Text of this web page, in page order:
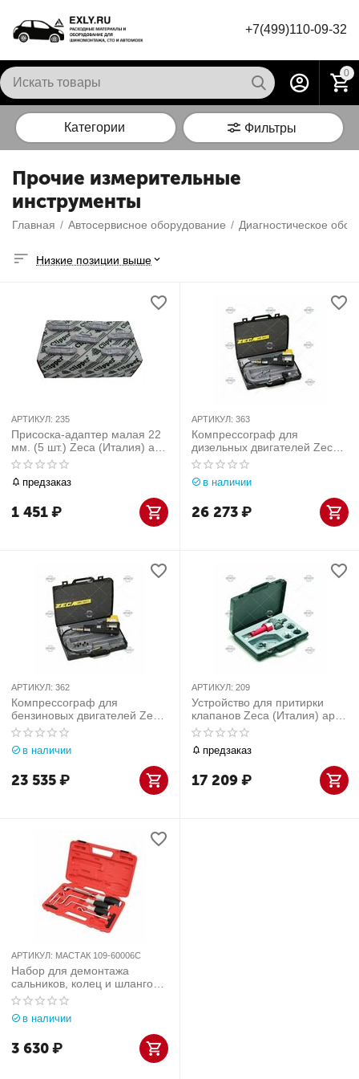
+7(499)110-09-32
0
Категории Фильтры
Прочие измерительные
инструменты
Главная / Автосервисное оборудование / Диагностическое
Низкие позиции выше
АРТИКУЛ: 235
Присоска-адаптер малая 22
мм. (5 шт.) Zeca (Италия) арт.
235
предзаказ
1 451₽
АРТИКУЛ: 363
Компрессограф для
дизельных двигателей Zeca
(Италия) арт. 363
в наличии
26 273₽
АРТИКУЛ: 362
Компрессограф для
бензиновых двигателей Zeca
(Италия) арт. 362
в наличии
23 535₽
АРТИКУЛ: 209
Устройство для притирки
клапанов Zeca (Италия) арт.
209
предзаказ
17 209₽
АРТИКУЛ: МАСТАК 109-60006C
Набор для демонтажа
сальников, колец и шлангов
МАСТАК 109-60006C
в наличии
3 630₽